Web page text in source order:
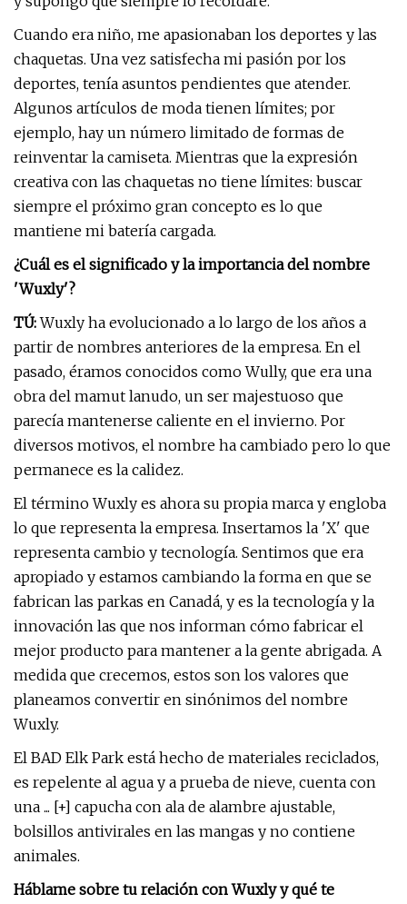
Cuando era niño, me apasionaban los deportes y las
chaquetas. Una vez satisfecha mi pasión por los
deportes, tenía asuntos pendientes que atender.
Algunos artículos de moda tienen límites; por
ejemplo, hay un número limitado de formas de
reinventar la camiseta. Mientras que la expresión
creativa con las chaquetas no tiene límites: buscar
siempre el próximo gran concepto es lo que
mantiene mi batería cargada.
¿Cuál es el significado y la importancia del nombre
'Wuxly'?
TÚ:Wuxly ha evolucionado a lo largo de los años a
partir de nombres anteriores de la empresa. En el
pasado, éramos conocidos como Wully, que era una
obra del mamut lanudo, un ser majestuoso que
parecía mantenerse caliente en el invierno. Por
diversos motivos, el nombre ha cambiado pero lo que
permanece es la calidez.
El término Wuxly es ahora su propia marca y engloba
lo que representa la empresa. Insertamos la 'X' que
representa cambio y tecnología. Sentimos que era
apropiado y estamos cambiando la forma en que se
fabrican las parkas en Canadá, y es la tecnología y la
innovación las que nos informan cómo fabricar el
mejor producto para mantener a la gente abrigada. A
medida que crecemos, estos son los valores que
planeamos convertir en sinónimos del nombre
Wuxly.
El BAD Elk Park está hecho de materiales reciclados,
es repelente al agua y a prueba de nieve, cuenta con
una ... [+] capucha con ala de alambre ajustable,
bolsillos antivirales en las mangas y no contiene
animales.
Háblame sobre tu relación con Wuxly y qué te